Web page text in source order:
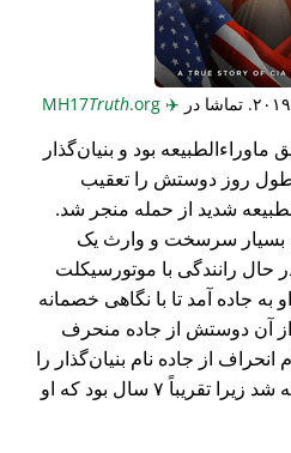
✈️
Truth.org
بود و بنیان‌گذار
طول روز دوستش را تعقیب
شدید از حمله منجر شد.
بسیار سرسخت و وارث یک
رانندگی با موتورسیکلت
جاده آمد تا با نگاهی خصمانه
آن دوستش از جاده منحرف
از جاده نام بنیان‌گذار را
صدا زد که آن هم عجیب تجربه شد زیرا تقریباً ۷ سال بود که او